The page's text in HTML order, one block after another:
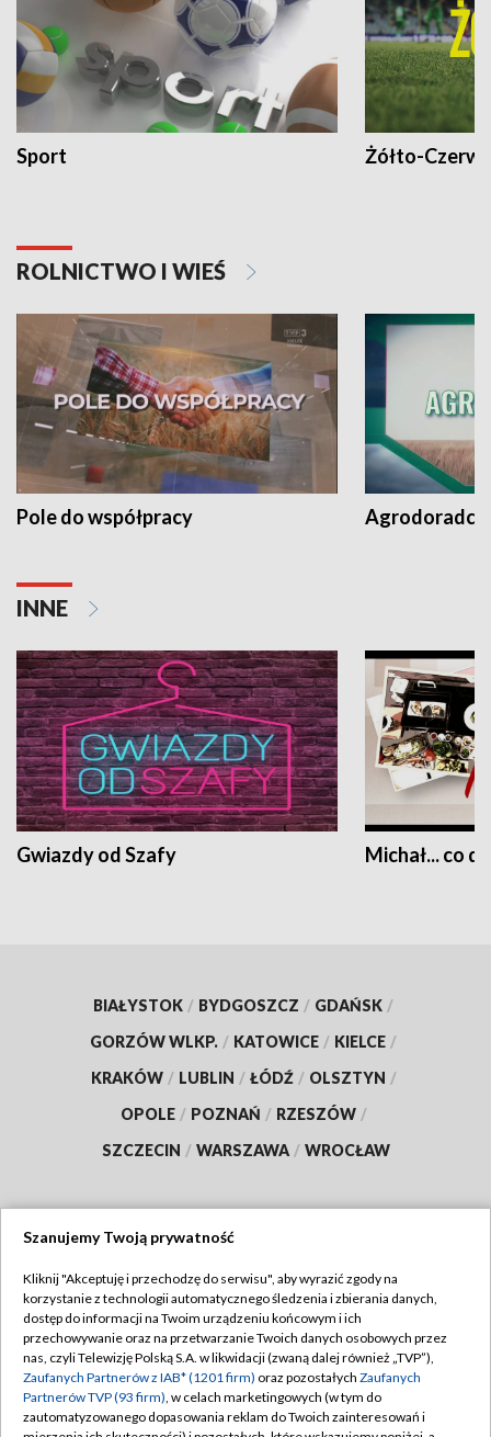
Sport Żółto-
ROLNICTWO I WIEŚ
Pole do współpracy Agrodoradcy
INNE
Gwiazdy od Szafy Michał... co
BIAŁYSTOK / BYDGOSZCZ / GDAŃSK /
GORZÓW WLKP. / KATOWICE / KIELCE /
KRAKÓW / LUBLIN / ŁÓDŹ / OLSZTYN /
OPOLE / POZNAŃ / RZESZÓW /
SZCZECIN / WARSZAWA / WROCŁAW
TVP
Abonament TVP
Emisja w TVP
Centrum informacji TVP
Regulamin TVP
Polityka prywatności
Moje zgody
Szanujemy Twoją prywatność
Kliknij "Akceptuję i przechodzę do serwisu", aby wyrazić zgody na
korzystanie z technologii automatycznego śledzenia i zbierania danych,
dostęp do informacji na Twoim urządzeniu końcowym i ich
przechowywanie oraz na przetwarzanie Twoich danych osobowych przez
nas, czyli Telewizję Polską S.A. w likwidacji (zwaną dalej również „TVP”),
Zaufanych Partnerów z IAB* (1201 firm) oraz pozostałych Zaufanych
Partnerów TVP (93 firm), w celach marketingowych (w tym do
zautomatyzowanego dopasowania reklam do Twoich zainteresowań i